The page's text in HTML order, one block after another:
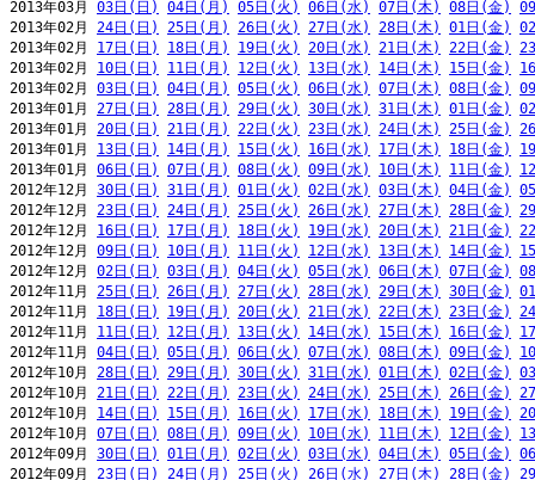
2013年03月 03日(日) 04日(月) 05日(火) 06日(水) 07日(木) 08日(金)
2013年02月 24日(日) 25日(月) 26日(火) 27日(水) 28日(木) 01日(金)
2013年02月 17日(日) 18日(月) 19日(火) 20日(水) 21日(木) 22日(金)
2013年02月 10日(日) 11日(月) 12日(火) 13日(水) 14日(木) 15日(金)
2013年02月 03日(日) 04日(月) 05日(火) 06日(水) 07日(木) 08日(金)
2013年01月 27日(日) 28日(月) 29日(火) 30日(水) 31日(木) 01日(金)
2013年01月 20日(日) 21日(月) 22日(火) 23日(水) 24日(木) 25日(金)
2013年01月 13日(日) 14日(月) 15日(火) 16日(水) 17日(木) 18日(金)
2013年01月 06日(日) 07日(月) 08日(火) 09日(水) 10日(木) 11日(金)
2012年12月 30日(日) 31日(月) 01日(火) 02日(水) 03日(木) 04日(金)
2012年12月 23日(日) 24日(月) 25日(火) 26日(水) 27日(木) 28日(金)
2012年12月 16日(日) 17日(月) 18日(火) 19日(水) 20日(木) 21日(金)
2012年12月 09日(日) 10日(月) 11日(火) 12日(水) 13日(木) 14日(金)
2012年12月 02日(日) 03日(月) 04日(火) 05日(水) 06日(木) 07日(金)
2012年11月 25日(日) 26日(月) 27日(火) 28日(水) 29日(木) 30日(金)
2012年11月 18日(日) 19日(月) 20日(火) 21日(水) 22日(木) 23日(金)
2012年11月 11日(日) 12日(月) 13日(火) 14日(水) 15日(木) 16日(金)
2012年11月 04日(日) 05日(月) 06日(火) 07日(水) 08日(木) 09日(金)
2012年10月 28日(日) 29日(月) 30日(火) 31日(水) 01日(木) 02日(金)
2012年10月 21日(日) 22日(月) 23日(火) 24日(水) 25日(木) 26日(金)
2012年10月 14日(日) 15日(月) 16日(火) 17日(水) 18日(木) 19日(金)
2012年10月 07日(日) 08日(月) 09日(火) 10日(水) 11日(木) 12日(金)
2012年09月 30日(日) 01日(月) 02日(火) 03日(水) 04日(木) 05日(金)
2012年09月 23日(日) 24日(月) 25日(火) 26日(水) 27日(木) 28日(金)